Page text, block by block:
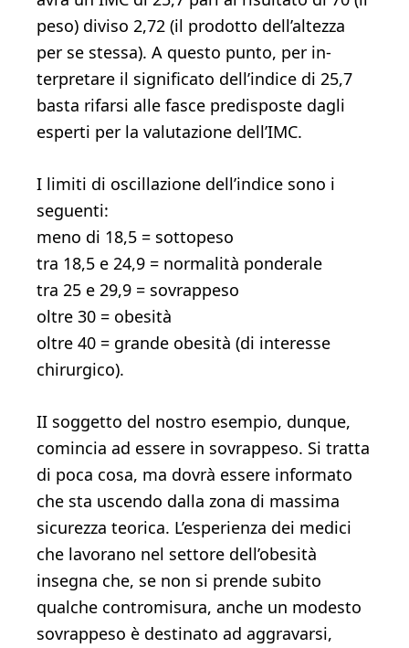
peso) diviso 2,72 (il prodotto dell’altezza
per se stessa). A questo punto, per in­
terpretare il significato dell’indice di 25,7
basta rifarsi alle fa­sce predisposte dagli
esperti per la valutazione dell’IMC.
I limiti di oscillazione dell’indice sono i
seguenti:
meno di 18,5 = sottopeso
tra 18,5 e 24,9 = normalità ponderale
tra 25 e 29,9 = sovrappeso
oltre 30 = obesità
oltre 40 = grande obesità (di interesse
chirurgico).
II soggetto del nostro esempio, dunque,
comincia ad esse­re in sovrappeso. Si tratta
di poca cosa, ma dovrà essere infor­mato
che sta uscendo dalla zona di massima
sicurezza teorica. L’esperienza dei medici
che lavorano nel settore dell’obe­sità
insegna che, se non si prende subito
qualche contromi­sura, anche un modesto
sovrappeso è destinato ad aggravar­si,